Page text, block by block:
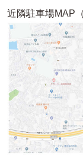
近隣駐車場MAP